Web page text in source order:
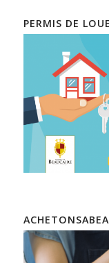
PERMIS DE